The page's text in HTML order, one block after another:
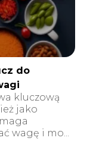
do
kluczową
jako
wagę i mo...